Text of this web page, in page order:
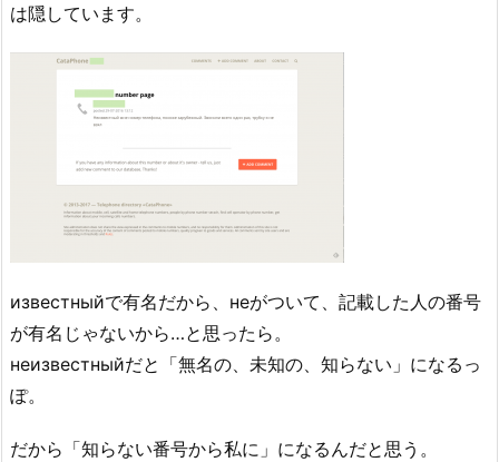
は隠しています。
известныйで有名だから、неがついて、記載した人の番号
が有名じゃないから…と思ったら。
неизвестныйだと「無名の、未知の、知らない」になるっ
ぽ。
だから「知らない番号から私に」になるんだと思う。